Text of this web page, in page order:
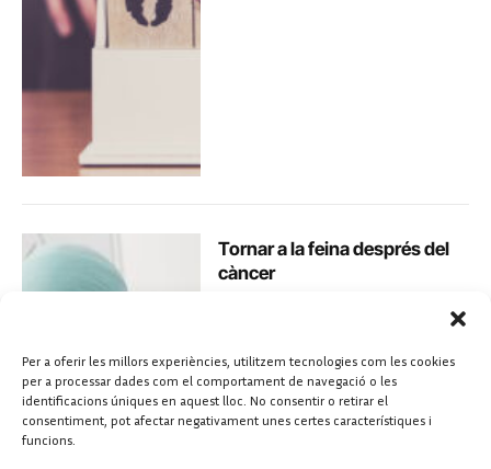
Per a oferir les millors experiències, utilitzem tecnologies com les cookies
per a processar dades com el comportament de navegació o les
identificacions úniques en aquest lloc. No consentir o retirar el
consentiment, pot afectar negativament unes certes característiques i
funcions.
Tornar a la feina després del
càncer